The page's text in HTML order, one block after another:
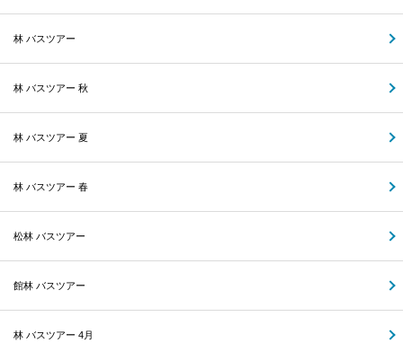
林 バスツアー
林 バスツアー 秋
林 バスツアー 夏
林 バスツアー 春
松林 バスツアー
館林 バスツアー
林 バスツアー 4月